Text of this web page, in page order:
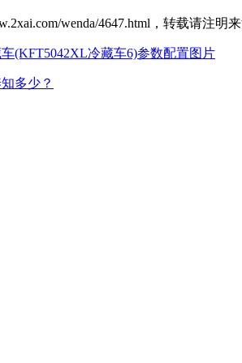
wenda/4647.html，转载请注明
(KFT5042XL冷藏车6)参数配置图片
多少？